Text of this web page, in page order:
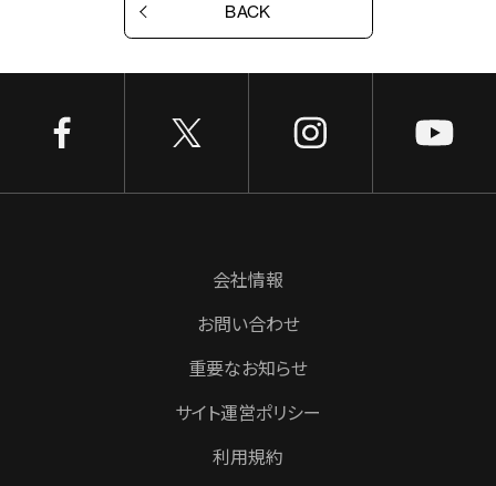
BACK
会社情報
お問い合わせ
重要なお知らせ
サイト運営ポリシー
利用規約